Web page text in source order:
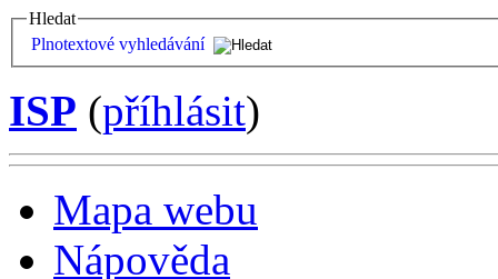
Hledat
Plnotextové vyhledávání
ISP (příhlásit)
Mapa webu
Nápověda